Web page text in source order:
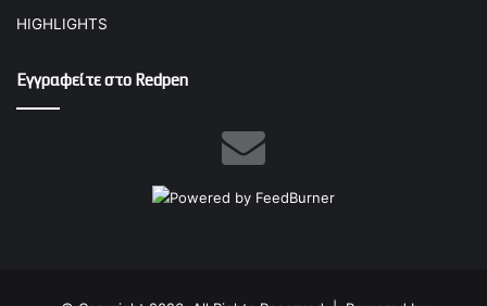
HIGHLIGHTS
Εγγραφείτε στο Redpen